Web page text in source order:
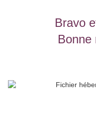
Bravo
Bonne